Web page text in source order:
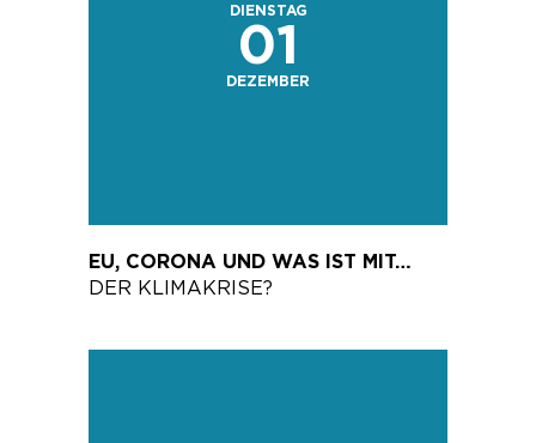
DIENSTAG
01
DEZEMBER
EU, CORONA UND WAS IST MIT…
DER KLIMAKRISE?